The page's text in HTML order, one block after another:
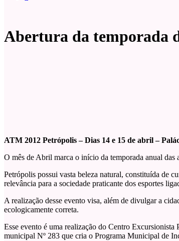
Abertura da temporada
ATM 2012 Petrópolis – Dias 14 e 15 de abril –
O mês de Abril marca o início da temporada anual das
Petrópolis possui vasta beleza natural, constituída de
relevância para a sociedade praticante dos esportes
A realização desse evento visa, além de divulgar a
ecologicamente correta.
Esse evento é uma realização do Centro
municipal Nº 283 que cria o Programa Municipal de